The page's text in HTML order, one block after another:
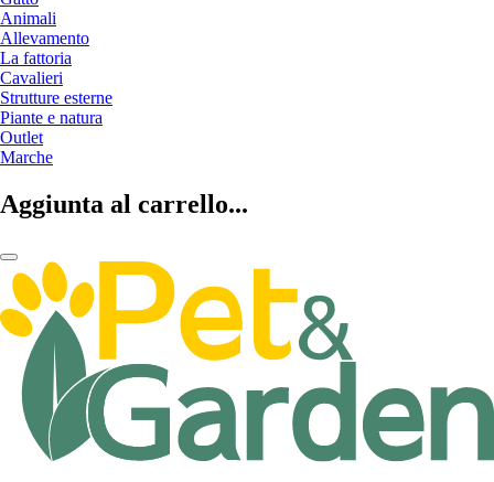
Animali
Allevamento
La fattoria
Cavalieri
Strutture esterne
Piante e natura
Outlet
Marche
Aggiunta al carrello...